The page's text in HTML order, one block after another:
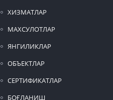
ХИЗМАТЛАР
МАХСУЛОТЛАР
ЯНГИЛИКЛАР
ОБЪЕКТЛАР
СЕРТИФИКАТЛАР
БОҒЛАНИШ